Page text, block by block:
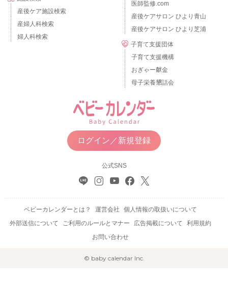
産後ケア施設検索
産婦人科検索
婦人科検索
医師監修.com
産後ケアサロン ひより青山
産後ケアサロン ひより芝浦
子育て支援団体
子育て支援機構
おぎゃー献金
母子栄養懇話会
ログイン／新規登録
公式SNS
ベビーカレンダーとは？ 運営会社
個人情報の取扱いについて
外部送信について
ご利用のルールとマナー 広告掲載について
利用規約
お問い合わせ
© baby calendar Inc.